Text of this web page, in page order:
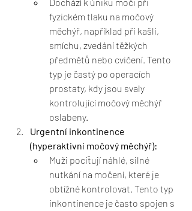
fyzickém tlaku na močový
měchýř, například při kašli,
smíchu, zvedání těžkých
předmětů nebo cvičení. Tento
typ je častý po operacích
prostaty, kdy jsou svaly
kontrolující močový měchýř
oslabeny.
Urgentní inkontinence
(hyperaktivní močový měchýř):
Muži pociťují náhlé, silné
nutkání na močení, které je
obtížné kontrolovat. Tento typ
inkontinence je často spojen s